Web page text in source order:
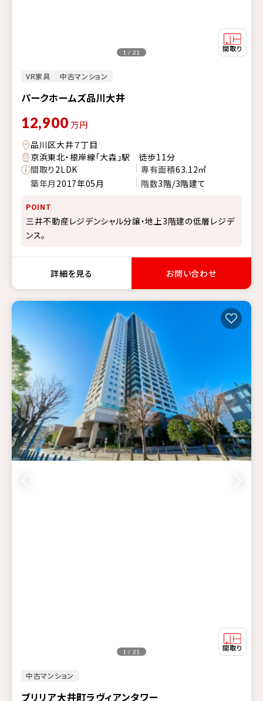
VR家具 中古マンション
パークホームズ品川大井
1 / 21
12,900 万円
品川区大井７丁目
京浜東北・根岸線「大森」駅 徒歩11分
間取り2LDK 専有面積63.12㎡
築年月 2017年05月 階数3階/3階建て
POINT
三井不動産レジデンシャル分譲・地上3階建の低層レジデ
ンス。
詳細を見る お問い合わせ
中古マンション
ブリリア大井町ラヴィアンタワー
1 / 21